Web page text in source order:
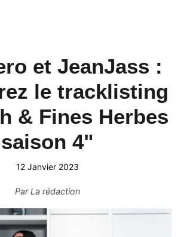
et JeanJass :
le tracklisting
& Fines Herbes
saison 4"
12 Janvier 2023
ParLa rédaction